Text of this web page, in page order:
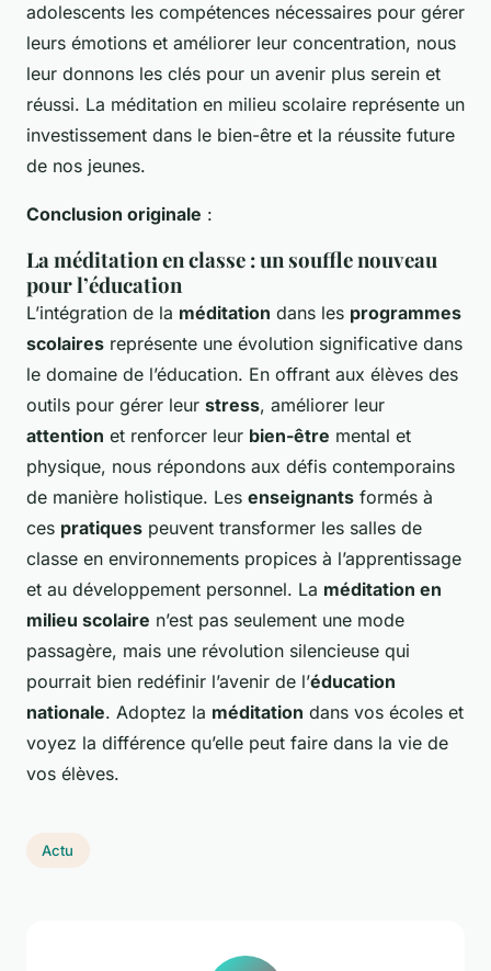
adolescents les compétences nécessaires pour gérer
leurs émotions et améliorer leur concentration, nous
leur donnons les clés pour un avenir plus serein et
réussi. La méditation en milieu scolaire représente un
investissement dans le bien-être et la réussite future
de nos jeunes.
Conclusion originale :
La méditation en classe : un souffle nouveau
pour l’éducation
L’intégration de la méditation dans les programmes
scolaires représente une évolution significative dans
le domaine de l’éducation. En offrant aux élèves des
outils pour gérer leur stress, améliorer leur
attention et renforcer leur bien-être mental et
physique, nous répondons aux défis contemporains
de manière holistique. Les enseignants formés à
ces pratiques peuvent transformer les salles de
classe en environnements propices à l’apprentissage
et au développement personnel. La méditation en
milieu scolaire n’est pas seulement une mode
passagère, mais une révolution silencieuse qui
pourrait bien redéfinir l’avenir de l’éducation
nationale. Adoptez la méditation dans vos écoles et
voyez la différence qu’elle peut faire dans la vie de
vos élèves.
Actu